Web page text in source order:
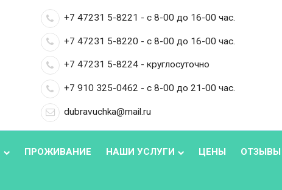
+7 47231 5-8221 - с 8-00 до 16-00 час.
+7 47231 5-8220 - с 8-00 до 16-00 час.
+7 47231 5-8224 - круглосуточно
+7 910 325-0462 - с 8-00 до 21-00 час.
dubravuchka@mail.ru
ПРОЖИВАНИЕ НАШИ УСЛУГИ ЦЕНЫ ОТЗЫВЫ